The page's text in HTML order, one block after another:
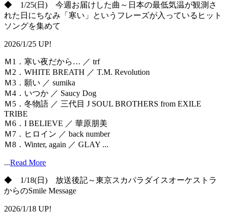
◆ 1/25(日) 今週お届けした曲～日本の最低気温が観測さ
れた日にちなみ「寒い」というフレーズが入っているヒット
ソングを集めて
2026/1/25 UP!
Ｍ1．寒い夜だから… ／ trf
Ｍ2．WHITE BREATH ／ T.M. Revolution
Ｍ3．願い ／ sumika
Ｍ4．いつか ／ Saucy Dog
Ｍ5．冬物語 ／ 三代目 J SOUL BROTHERS from EXILE
TRIBE
Ｍ6．I BELIEVE ／ 華原朋美
Ｍ7．ヒロイン ／ back number
Ｍ8．Winter, again ／ GLAY ...
...Read More
◆ 1/18(日) 放送後記～東京スカパラダイスオーケストラ
からのSmile Message
2026/1/18 UP!